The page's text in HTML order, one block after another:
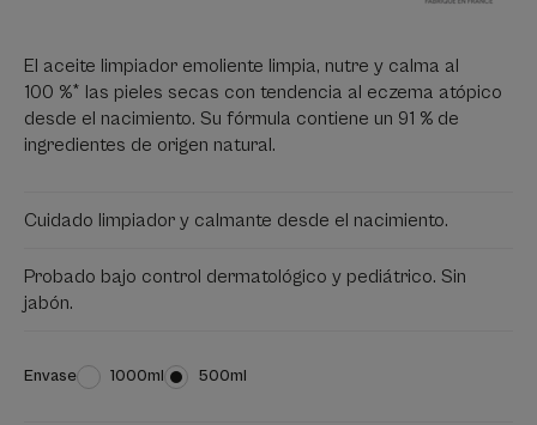
El aceite limpiador emoliente limpia, nutre y calma al
100 %* las pieles secas con tendencia al eczema atópico
desde el nacimiento. Su fórmula contiene un 91 % de
ingredientes de origen natural.
Cuidado limpiador y calmante desde el nacimiento.
Probado bajo control dermatológico y pediátrico. Sin
jabón.
Envase Envase
1000ml Envase
500ml